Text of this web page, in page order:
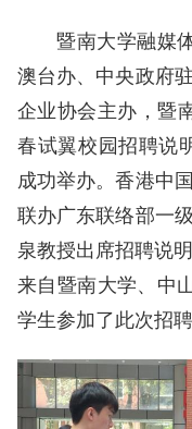
暨南大学融媒
澳台办、中央政府
企业协会主办，暨
春试翼校园招聘说
成功举办。香港中
联办广东联络部一
泉教授出席招聘说
来自暨南大学、中
学生参加了此次招聘